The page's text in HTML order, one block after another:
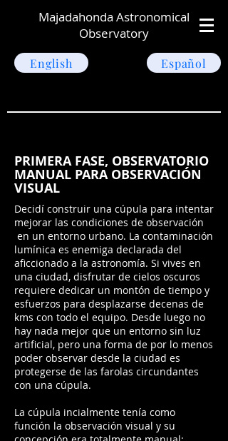
Majadahonda Astronomical
Observatory
English Español
PRIMERA FASE, OBSERVATORIO
MANUAL PARA OBSERVACIÓN
VISUAL
Decidí construir una cúpula para intentar
mejorar las condiciones de observación
en un entorno urbano. La contaminación
lumínica es enemiga declarada del
aficcionado a la astronomía. Si vives en
una ciudad, disfrutar de cielos oscuros
requiere dedicar un montón de tiempo y
esfuerzos para desplazarse decenas de
kms con todo el equipo. Desde luego no
hay nada mejor que un entorno sin luz
artificial, pero una forma de por lo menos
poder observar desde la ciudad es
protegerse de las farolas circundantes
con una cúpula.
La cúpula incialmente tenía como
función la observación visual y su